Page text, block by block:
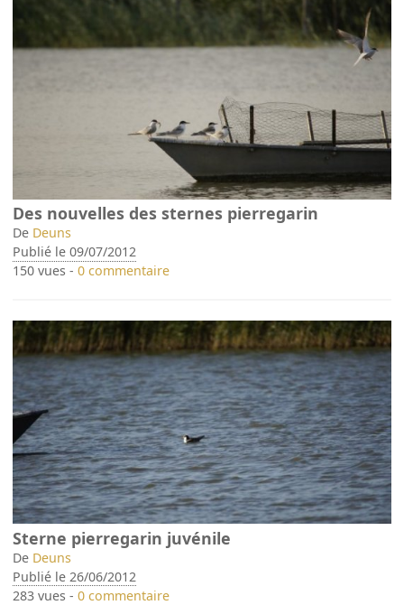
Des nouvelles des sternes pierregarin
De Deuns
Publié le 09/07/2012
150 vues -0 commentaire
Sterne pierregarin juvénile
De Deuns
Publié le 26/06/2012
283 vues -0 commentaire